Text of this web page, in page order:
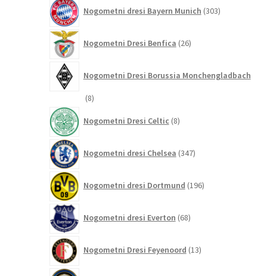
Nogometni dresi Bayern Munich 303izdelki
Nogometni Dresi Benfica 26izdelkov
Nogometni Dresi Borussia Monchengladbach
88
Nogometni Dresi Celtic 8izdelkov
Nogometni dresi Chelsea 347izdelkov
Nogometni dresi Dortmund 196izdelkov
Nogometni dresi Everton 68izdelkov
Nogometni Dresi Feyenoord 13izdelkov